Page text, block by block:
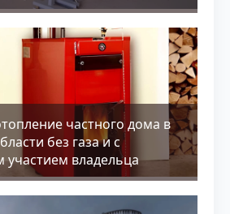
частного дома в
без газа и с
владельца